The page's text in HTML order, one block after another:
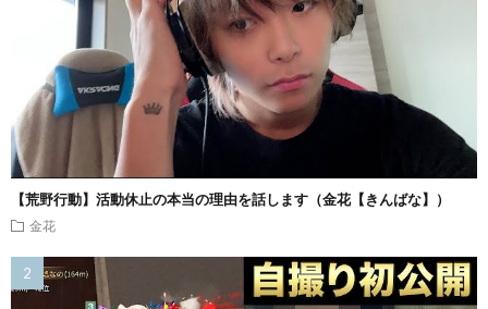
【荒野行動】活動休止の本当の理由を話します（金花【きんばな】）
金花